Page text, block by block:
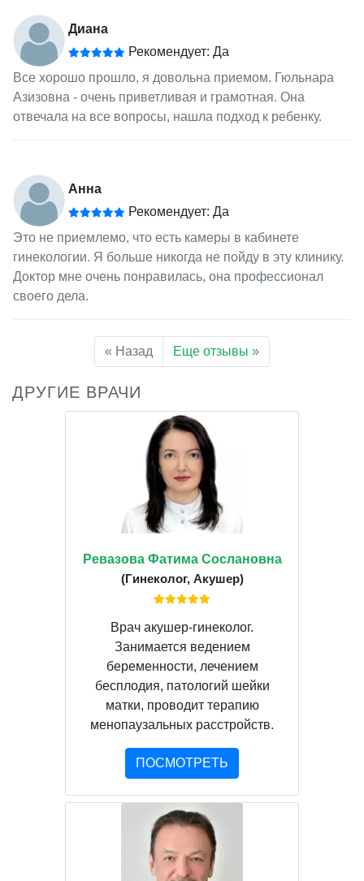
Диана
Рекомендует: Да
Все хорошо прошло, я довольна приемом. Гюльнара
Азизовна - очень приветливая и грамотная. Она
отвечала на все вопросы, нашла подход к ребенку.
Анна
Рекомендует: Да
Это не приемлемо, что есть камеры в кабинете
гинекологии. Я больше никогда не пойду в эту клинику.
Доктор мне очень понравилась, она профессионал
своего дела.
« Назад Еще отзывы »
ДРУГИЕ ВРАЧИ
Ревазова Фатима Сослановна
(Гинеколог, Акушер)
Врач акушер-гинеколог.
Занимается ведением
беременности, лечением
бесплодия, патологий шейки
матки, проводит терапию
менопаузальных расстройств.
ПОСМОТРЕТЬ